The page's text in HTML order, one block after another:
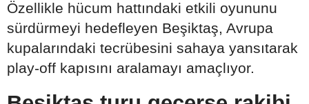
Özellikle hücum hattındaki etkili oyununu
sürdürmeyi hedefleyen Beşiktaş, Avrupa
kupalarındaki tecrübesini sahaya yansıtarak
play-off kapısını aralamayı amaçlıyor.